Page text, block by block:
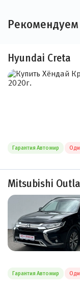
Рекомендуем
Hyundai Creta
Гарантия Автомир
Mitsubishi
Гарантия Автомир